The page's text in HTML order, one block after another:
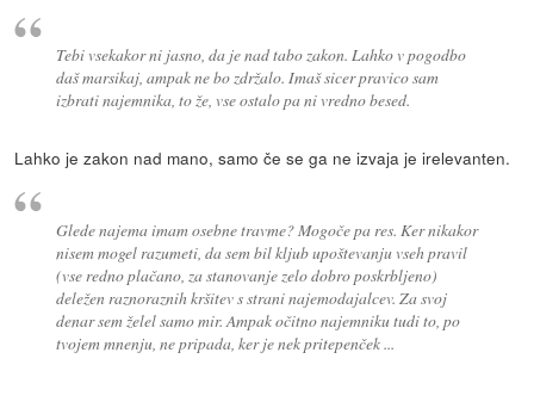
Tebi vsekakor ni jasno, da je nad tabo zakon. Lahko v pogodbo
daš marsikaj, ampak ne bo zdržalo. Imaš sicer pravico sam
izbrati najemnika, to že, vse ostalo pa ni vredno besed.
Lahko je zakon nad mano, samo če se ga ne izvaja je irelevanten.
Glede najema imam osebne travme? Mogoče pa res. Ker nikakor
nisem mogel razumeti, da sem bil kljub upoštevanju vseh pravil
(vse redno plačano, za stanovanje zelo dobro poskrbljeno)
deležen raznoraznih kršitev s strani najemodajalcev. Za svoj
denar sem želel samo mir. Ampak očitno najemniku tudi to, po
tvojem mnenju, ne pripada, ker je nek pritepenček ...